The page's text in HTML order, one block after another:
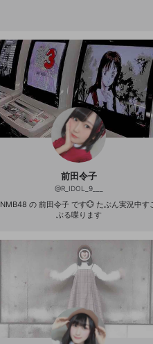
前田令子
@R_IDOL_9___
NMB48 の 前田令子 です💮 たぶん実況中すこ
ぶる喋ります